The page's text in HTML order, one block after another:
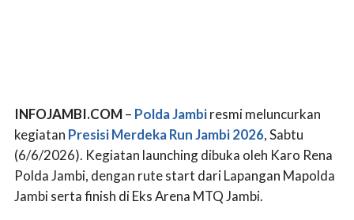
INFOJAMBI.COM– Polda Jambiresmi meluncurkan
kegiatan Presisi Merdeka Run Jambi 2026, Sabtu
(6/6/2026). Kegiatan launching dibuka oleh Karo Rena
Polda Jambi, dengan rute start dari Lapangan Mapolda
Jambi serta finish di Eks Arena MTQ Jambi.